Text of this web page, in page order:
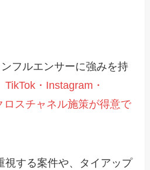
フルエンサーに強みを持
TikTok・Instagram・
ロスチャネル施策が得意で
視する案件や、タイアップ